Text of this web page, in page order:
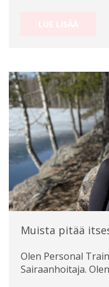
Muista pitää
Olen Personal
Sairaanhoitaja.